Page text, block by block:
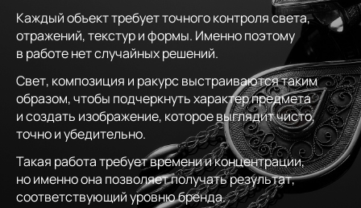
Каждый объект требует точного контроля света,
отражений, текстур и формы. Именно поэтому
в работе нет случайных решений.
Свет, композиция и ракурс выстраиваются таким
образом, чтобы подчеркнуть характер предмета
и создать изображение, которое выглядит чисто,
точно и убедительно.
Такая работа требует времени и концентрации,
но именно она позволяет получать результат,
соответствующий уровню бренда.